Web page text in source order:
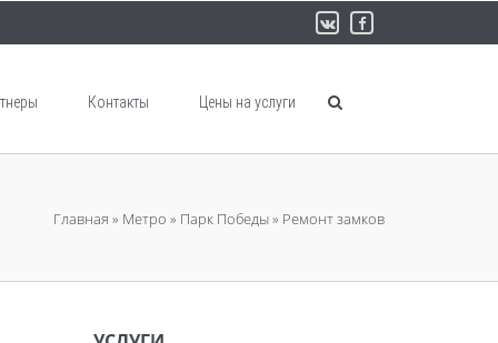
Контакты Цены на услуги
Главная » Метро » Парк Победы» Ремонт замков